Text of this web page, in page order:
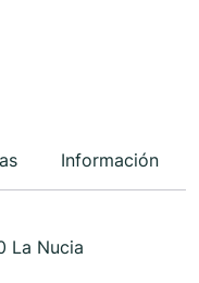
Información
La Nucia